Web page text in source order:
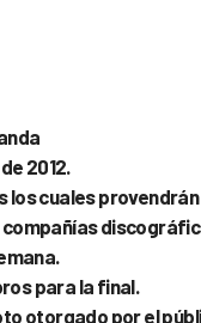
2012.
los cuales
compañías
para la final.
otorgado por el